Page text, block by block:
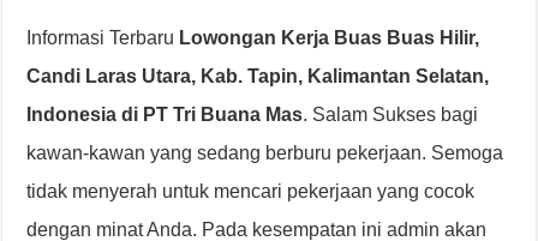
Informasi Terbaru Lowongan Kerja Buas Buas Hilir,
Candi Laras Utara, Kab. Tapin, Kalimantan Selatan,
Indonesia di PT Tri Buana Mas. Salam Sukses bagi
kawan-kawan yang sedang berburu pekerjaan. Semoga
tidak menyerah untuk mencari pekerjaan yang cocok
dengan minat Anda. Pada kesempatan ini admin akan